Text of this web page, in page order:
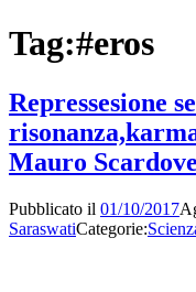
Tag:#eros
Repressesione
Mauro
Pubblicato il 01/10/2017
SaraswatiCategorie: